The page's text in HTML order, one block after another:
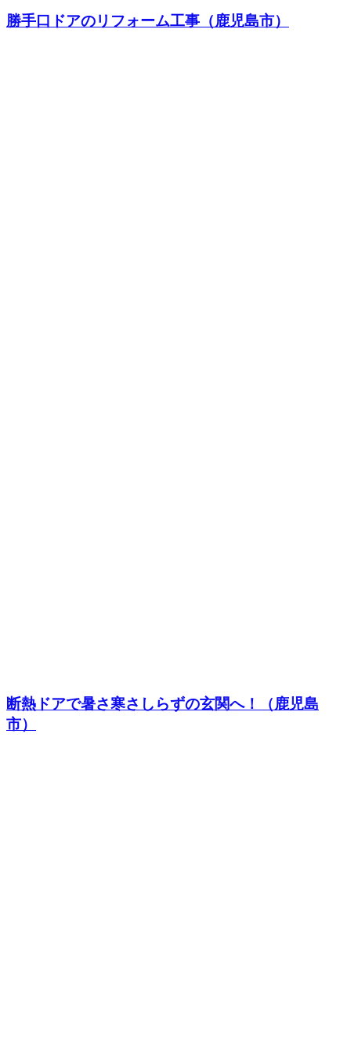
勝手口ドアのリフォーム工事（鹿児島市）
断熱ドアで暑さ寒さしらずの玄関へ！（鹿児島
市）